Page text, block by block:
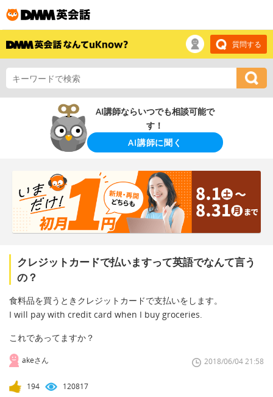
質問する
AI講師ならいつでも相談可能で
す！
AI講師に聞く
クレジットカードで払いますって英語でなんて言う
の？
食料品を買うときクレジットカードで支払いをします。
I will pay with credit card when I buy groceries.
これであってますか？
akeさん 2018/06/04 21:58
194 120817